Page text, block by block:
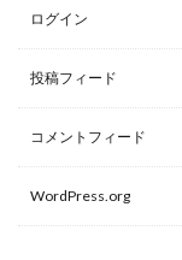
ログイン
投稿フィード
コメントフィード
WordPress.org